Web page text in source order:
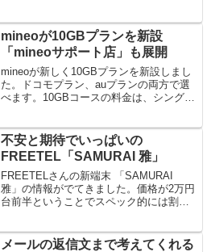
円台の端末はボリュームゾーンです...
mineoが10GBプランを新設
「mineoサポート店」も展開
mineoが新しく10GBプランを新設しまし
た。ドコモプラン、auプランの両方で選
べます。10GBコースの料金は、シングル
2520円（税別、以下同）。音声通話対
応...
不安と期待でいっぱいの
FREETEL「SAMURAI 雅」
FREETELさんの新端末 「SAMURAI
雅」の情報がでてきました。価格が2万円
台前半ということでスペック的には割安
FOMAプラスエリアにもしっかり対応と
メールの返信文まで考えてくれる